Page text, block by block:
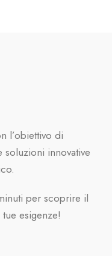
l’obiettivo di
innovative
per scoprire il
esigenze!